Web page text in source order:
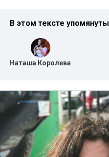
В этом тексте упомянуты
Наташа Королева